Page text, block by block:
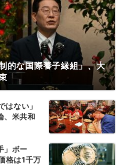
的な国際養子縁組」、大
はない」
、米共和
」ボー
格は1千万